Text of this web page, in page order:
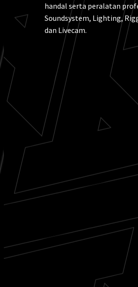
handal serta peralatan
Soundsystem, Lighting,
dan Livecam.